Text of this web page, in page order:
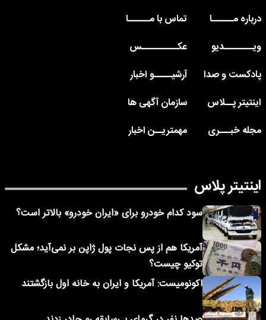
درباره مــــــا
تماس با مــــــا
ویــــــــدیو
عکــــــــــس
پادکست و صدا
آرشیـــــو اخبار
اینتیتر پــلاس
سازمان آگهی ها
مجله خبـــری
مهمتریــن اخبار
اینتیتر پلاس
سود کدام خودرو برای «ایران خودرو» بالاتر است؟
آمریکا هم از پس نجات پول ژاپن بر نمی‌آید؛ مشکل
توکیو چیست؟
اکونومیست: آمریکا و ایران به خانه اول بازگشتند